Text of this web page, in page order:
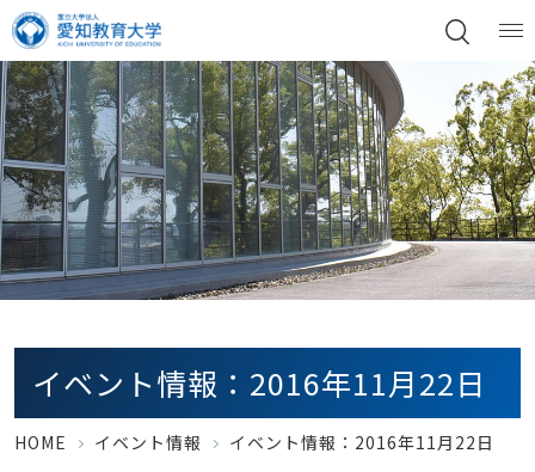
イベント情報：2016年11月22日
HOME イベント情報 イベント情報：2016年11月22日